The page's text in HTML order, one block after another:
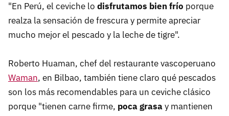
"En Perú, el ceviche lo disfrutamos bien frío porque
realza la sensación de frescura y permite apreciar
mucho mejor el pescado y la leche de tigre".
Roberto Huaman, chef del restaurante vascoperuano
Waman, en Bilbao, también tiene claro qué pescados
son los más recomendables para un ceviche clásico
porque "tienen carne firme, poca grasay mantienen